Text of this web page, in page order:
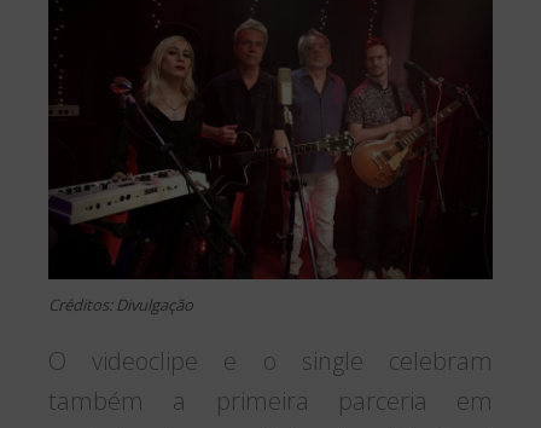
Créditos: Divulgação
O videoclipe e o single celebram
também a primeira parceria em